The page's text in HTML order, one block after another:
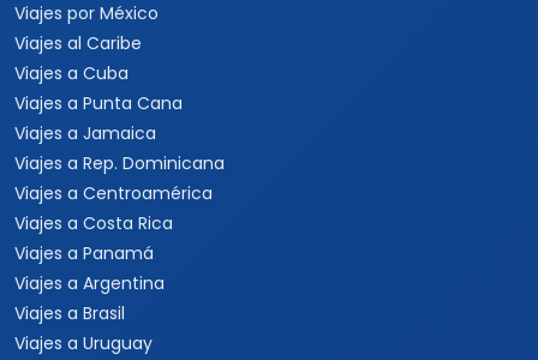
Viajes por México
Viajes al Caribe
Viajes a Cuba
Viajes a Punta Cana
Viajes a Jamaica
Viajes a Rep. Dominicana
Viajes a Centroamérica
Viajes a Costa Rica
Viajes a Panamá
Viajes a Argentina
Viajes a Brasil
Viajes a Uruguay